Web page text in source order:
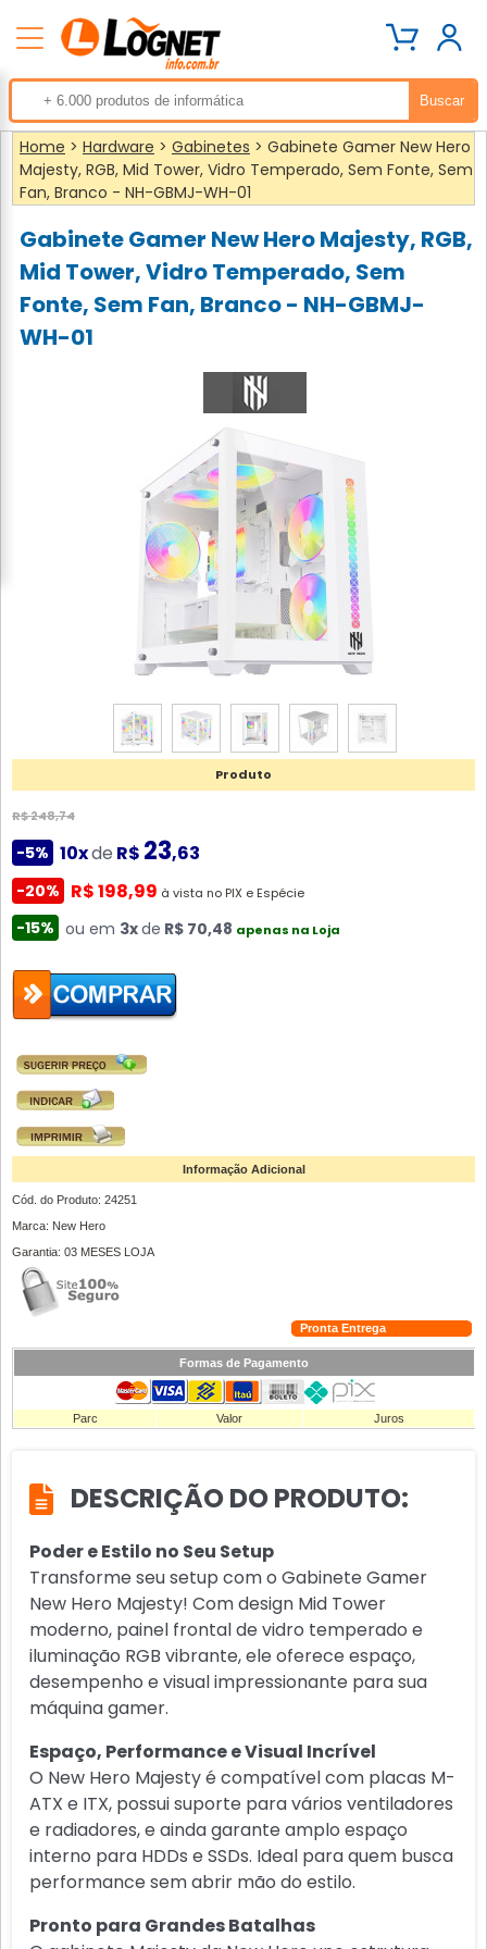
Home > Hardware > Gabinetes > Gabinete Gamer New Hero
Majesty, RGB, Mid Tower, Vidro Temperado, Sem Fonte, Sem
Fan, Branco - NH-GBMJ-WH-01
Gabinete Gamer New Hero Majesty, RGB,
Mid Tower, Vidro Temperado, Sem
Fonte, Sem Fan, Branco - NH-GBMJ-
WH-01
Produto
R$ 248,74
-5% 10xde R$ 23,63
-20% R$ 198,99 à vista no PIX e Espécie
-15% ou em 3xde R$ 70,48 apenas na Loja
Informação Adicional
Cód. do Produto: 24251
Marca: New Hero
Garantia: 03 MESES LOJA
Pronta Entrega
Formas de Pagamento
Parc Valor Juros
DESCRIÇÃO DO PRODUTO:
Poder e Estilo no Seu Setup
Transforme seu setup com o Gabinete Gamer
New Hero Majesty! Com design Mid Tower
moderno, painel frontal de vidro temperado e
iluminação RGB vibrante, ele oferece espaço,
desempenho e visual impressionante para sua
máquina gamer.
Espaço, Performance e Visual Incrível
O New Hero Majesty é compatível com placas M-
ATX e ITX, possui suporte para vários ventiladores
e radiadores, e ainda garante amplo espaço
interno para HDDs e SSDs. Ideal para quem busca
performance sem abrir mão do estilo.
Pronto para Grandes Batalhas